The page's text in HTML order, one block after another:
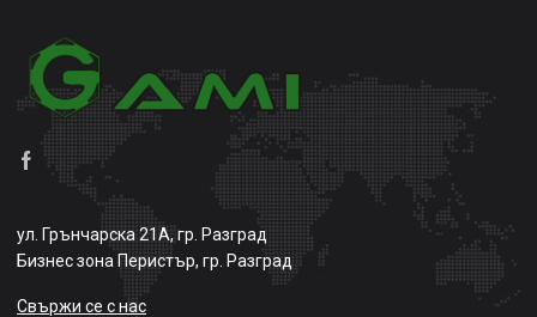
ул. Грънчарска 21А, гр. Разград
Бизнес зона Перистър, гр. Разград
Свържи се с нас